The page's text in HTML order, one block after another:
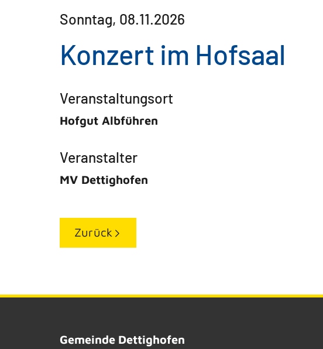
Sonntag, 08.11.2026
Konzert im Hofsaal
Veranstaltungsort
Hofgut Albführen
Veranstalter
MV Dettighofen
Zurück
Gemeinde Dettighofen